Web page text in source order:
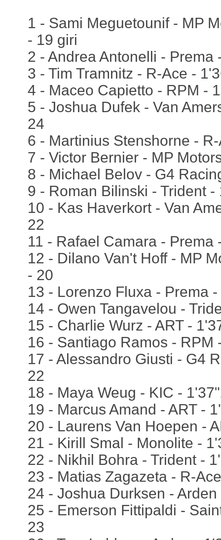
1 - Sami Meguetounif - MP
- 19 giri
2 - Andrea Antonelli - Prema
3 - Tim Tramnitz - R-Ace -
4 - Maceo Capietto - RPM -
5 - Joshua Dufek - Van
24
6 - Martinius Stenshorne -
7 - Victor Bernier - MP
8 - Michael Belov - G4
9 - Roman Bilinski - Trident
10 - Kas Haverkort - Van
22
11 - Rafael Camara - Prema
12 - Dilano Van't Hoff - MP
- 20
13 - Lorenzo Fluxa - Prema
14 - Owen Tangavelou -
15 - Charlie Wurz - ART -
16 - Santiago Ramos - RPM
17 - Alessandro Giusti - G4
22
18 - Maya Weug - KIC -
19 - Marcus Amand - ART -
20 - Laurens Van Hoepen -
21 - Kirill Smal - Monolite -
22 - Nikhil Bohra - Trident -
23 - Matias Zagazeta - R-
24 - Joshua Durksen -
25 - Emerson Fittipaldi -
23